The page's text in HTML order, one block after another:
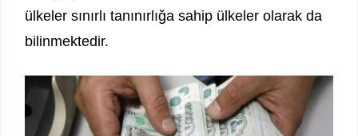
ülkeler sınırlı tanınırlığa sahip ülkeler olarak da
bilinmektedir.